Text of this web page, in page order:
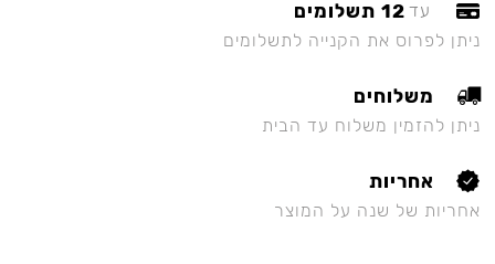
עד 12 תשלומים
ניתן לפרוס את הקנייה לתשלומים
משלוחים
ניתן להזמין משלוח עד הבית
אחריות
אחריות של שנה על המוצר